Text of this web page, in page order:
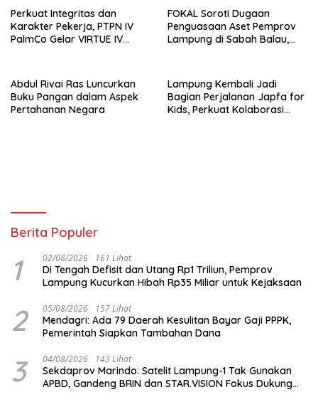
Bersama untuk Akselerasi
Kinerja
Perkuat Integritas dan
Karakter Pekerja, PTPN IV
PalmCo Gelar VIRTUE IV
FOKAL Soroti Dugaan
Penguasaan Aset Pemprov
Lampung di Sabah Balau,
Abdul Rivai Ras Luncurkan
Buku Pangan dalam Aspek
Pertahanan Negara
Lampung Kembali Jadi
Bagian Perjalanan Japfa for
Kids, Perkuat Kolaborasi
Berita Populer
1 02/08/2026 161 Lihat
Di Tengah Defisit dan Utang Rp1 Triliun, Pemprov
Lampung Kucurkan Hibah Rp35 Miliar untuk Kejaksaan
2 05/08/2026 157 Lihat
Mendagri: Ada 79 Daerah Kesulitan Bayar Gaji PPPK,
Pemerintah Siapkan Tambahan Dana
3 04/08/2026 143 Lihat
Sekdaprov Marindo: Satelit Lampung-1 Tak Gunakan
APBD, Gandeng BRIN dan STAR.VISION Fokus Dukung